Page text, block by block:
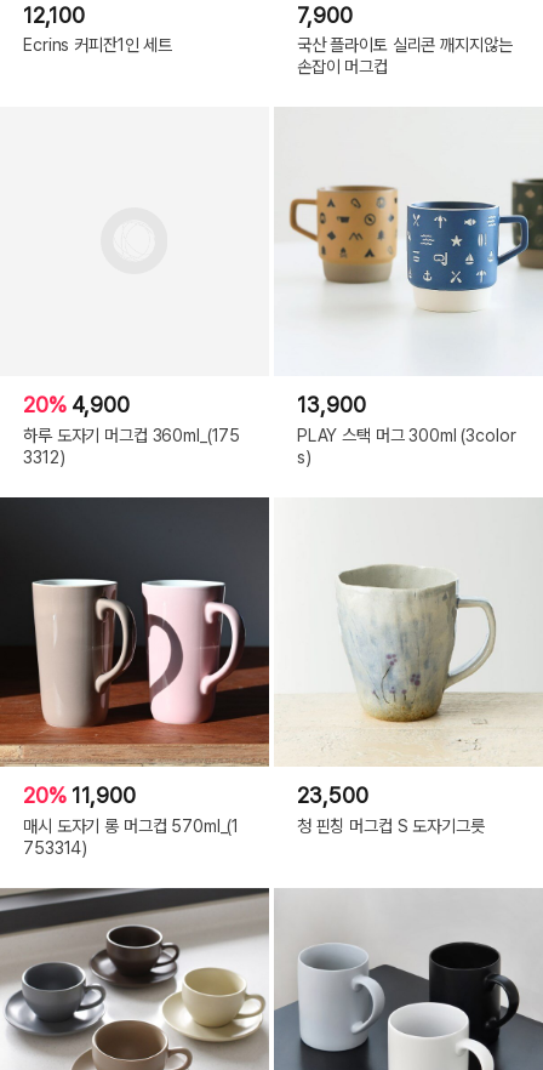
12,100
Ecrins 커피잔1인 세트
7,900
국산 플라이토 실리콘 깨지지않는
손잡이 머그컵
20% 4,900
하루 도자기 머그컵 360ml_(175
3312)
13,900
PLAY 스택 머그 300ml (3color
s)
20% 11,900
매시 도자기 롱 머그컵 570ml_(1
753314)
23,500
청 핀칭 머그컵 S 도자기그릇